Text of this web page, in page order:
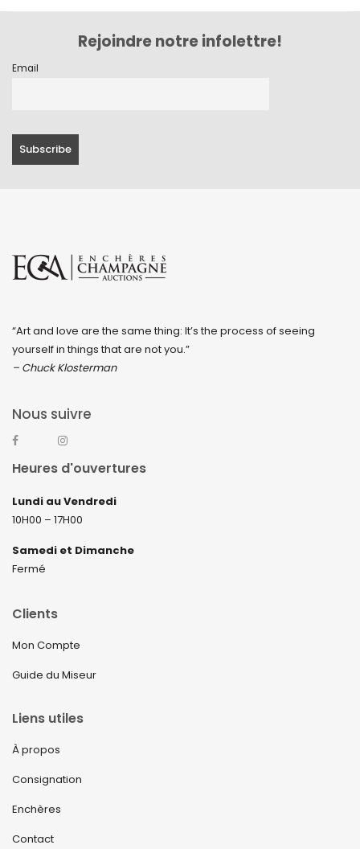
Rejoindre notre infolettre!
Email
“Art and love are the same thing: It’s the process of seeing
yourself in things that are not you.”
– Chuck Klosterman
Nous suivre
Heures d'ouvertures
Lundi au Vendredi
10H00 – 17H00
Samedi et Dimanche
Fermé
Clients
Mon Compte
Guide du Miseur
Liens utiles
À propos
Consignation
Enchères
Contact